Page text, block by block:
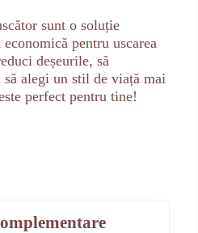
sunt o soluție
pentru uscarea
deșeurile, să
să alegi un stil de viață mai
perfect pentru tine!